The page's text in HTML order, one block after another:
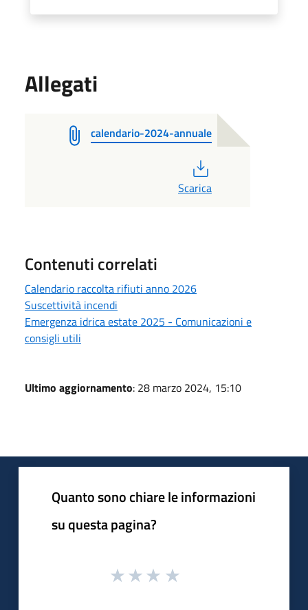
Allegati
calendario-2024-annuale
Scarica
Contenuti correlati
Calendario raccolta rifiuti anno 2026
Suscettività incendi
Emergenza idrica estate 2025 - Comunicazioni e
consigli utili
Ultimo aggiornamento: 28 marzo 2024, 15:10
Quanto sono chiare le informazioni
su questa pagina?